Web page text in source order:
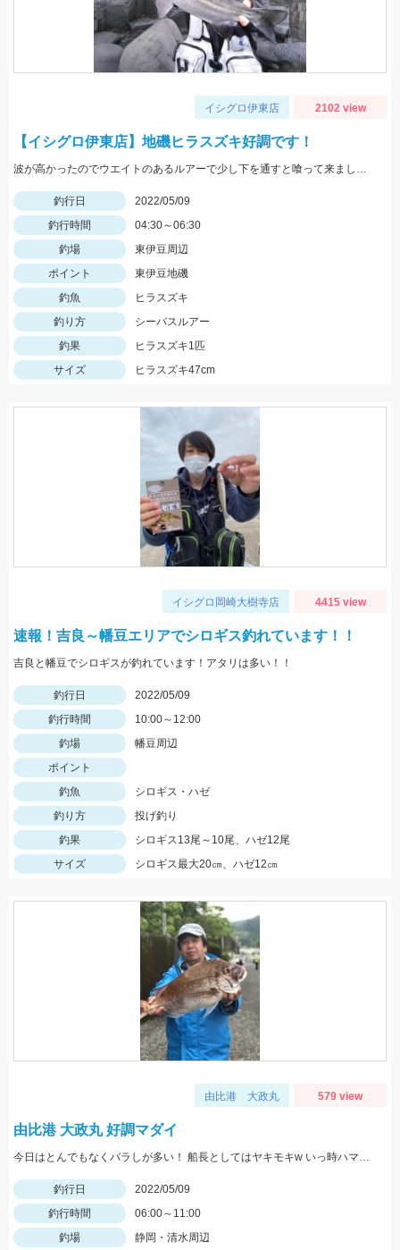
イシグロ伊東店 2102 view
【イシグロ伊東店】地磯ヒラスズキ好調です！
波が高かったのでウエイトのあるルアーで少し下を通すと喰って来ました。
釣行日
2022/05/09
釣行時間
04:30～06:30
釣場
東伊豆周辺
ポイント
東伊豆地磯
釣魚
ヒラスズキ
釣り方
シーバスルアー
釣果
ヒラスズキ1匹
サイズ
ヒラスズキ47cm
イシグロ岡崎大樹寺店 4415 view
速報！吉良～幡豆エリアでシロギス釣れています！！
吉良と幡豆でシロギスが釣れています！アタリは多い！！
釣行日
2022/05/09
釣行時間
10:00～12:00
釣場
幡豆周辺
ポイント
釣魚
シロギス・ハゼ
釣り方
投げ釣り
釣果
シロギス13尾～10尾、ハゼ12尾
サイズ
シロギス最大20㎝、ハゼ12㎝
由比港 大政丸 579 view
由比港 大政丸 好調マダイ
今日はとんでもなくバラしが多い！ 船長としてはヤキモキw いっ時ハマった流しでバタバタタイム バラし20回以上！
釣行日
2022/05/09
釣行時間
06:00～11:00
釣場
静岡・清水周辺